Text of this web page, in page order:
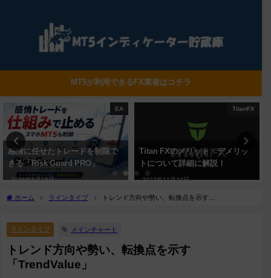
MT5が利用できるFX業者はコチラ
TitanFX
Titan FXのメリット・デメリッ
トについて詳細に解説！
2022年11月24日
AXIORY
AXIORYのメリットとデメリッ
トについて詳細に解説！
2022年12月8日
ホーム ラインタイプ
トレンド方向や勢い、転換点を示す
ラインタイプ メインチャート
トレンド方向や勢い、転換点を示す
「TrendValue」